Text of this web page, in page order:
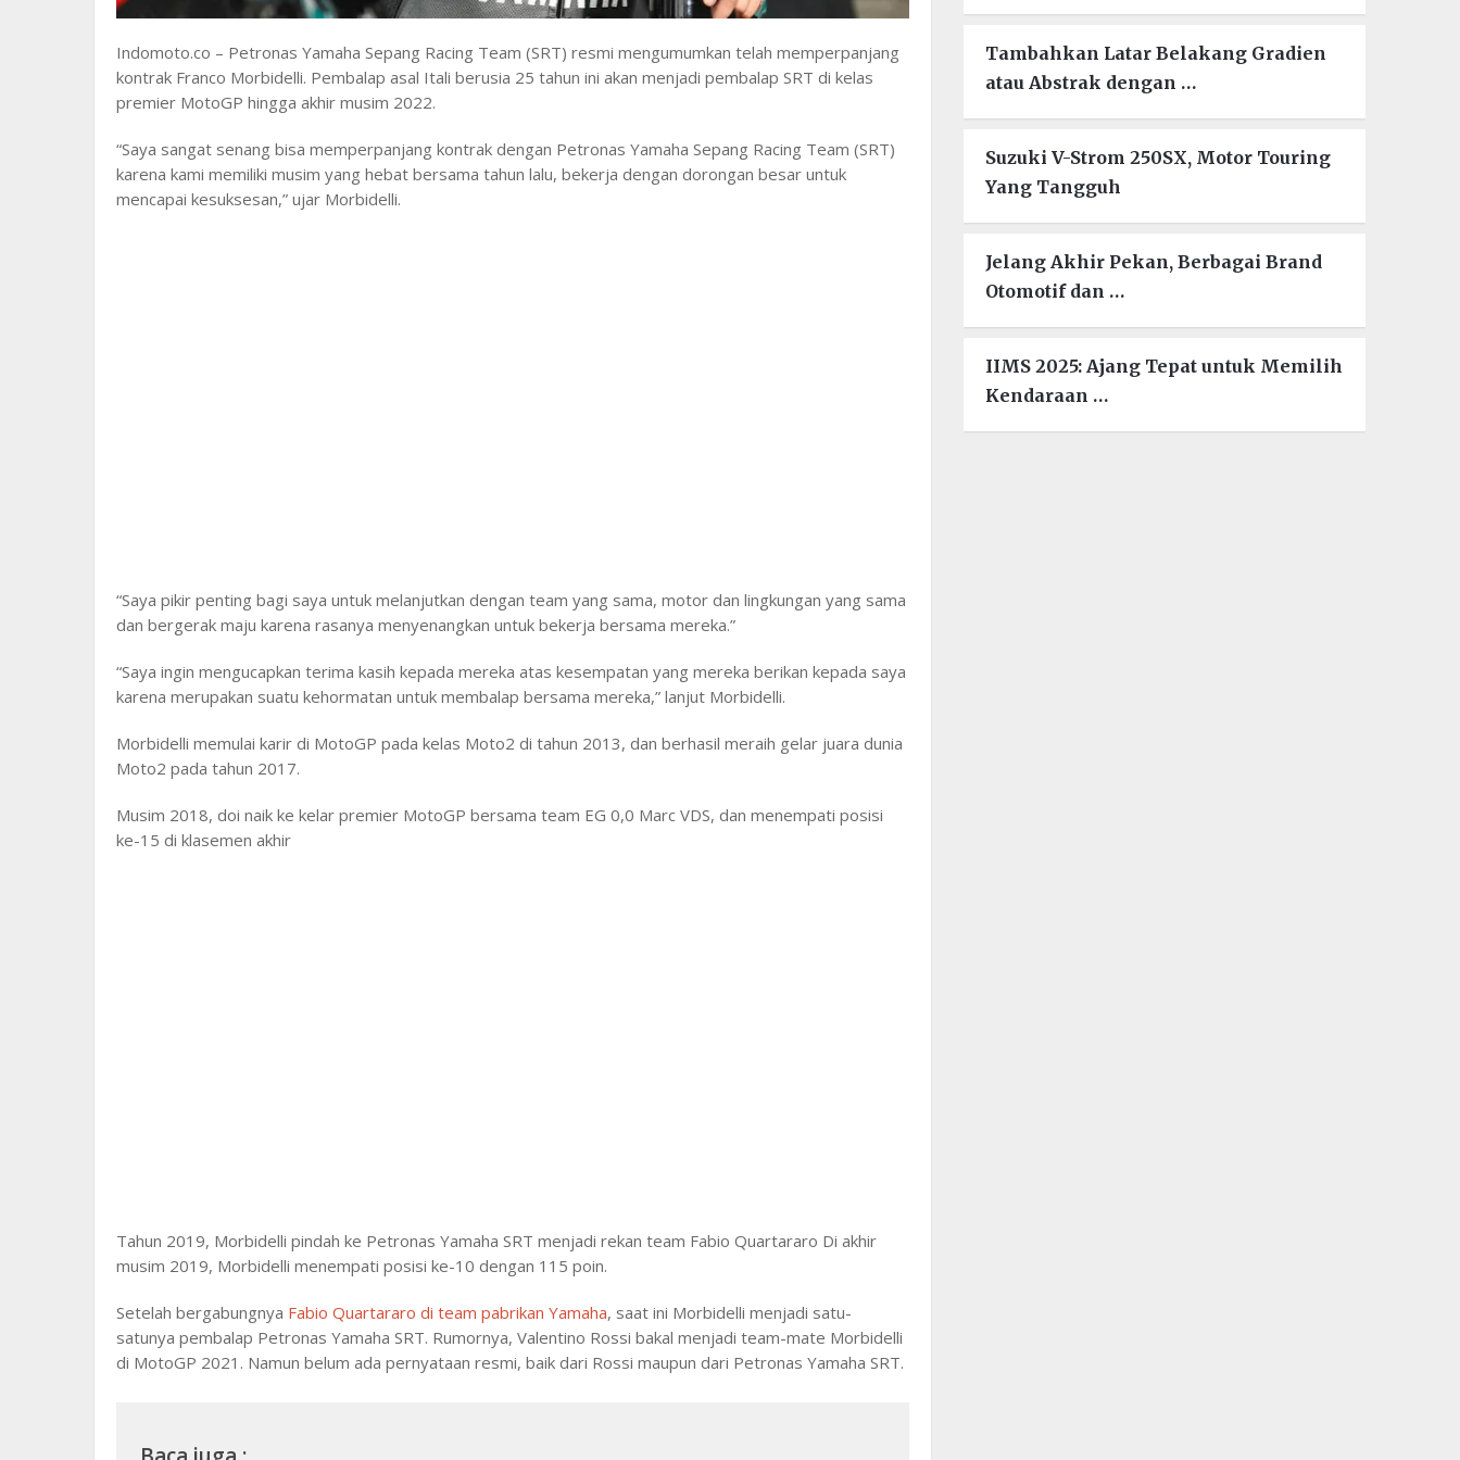
Indomoto.co – Petronas Yamaha Sepang Racing Team (SRT) resmi mengumumkan telah memperpanjang
kontrak Franco Morbidelli. Pembalap asal Itali berusia 25 tahun ini akan menjadi pembalap SRT di kelas
premier MotoGP hingga akhir musim 2022.
“Saya sangat senang bisa memperpanjang kontrak dengan Petronas Yamaha Sepang Racing Team (SRT)
karena kami memiliki musim yang hebat bersama tahun lalu, bekerja dengan dorongan besar untuk
mencapai kesuksesan,” ujar Morbidelli.
“Saya pikir penting bagi saya untuk melanjutkan dengan team yang sama, motor dan lingkungan yang sama
dan bergerak maju karena rasanya menyenangkan untuk bekerja bersama mereka.”
“Saya ingin mengucapkan terima kasih kepada mereka atas kesempatan yang mereka berikan kepada saya
karena merupakan suatu kehormatan untuk membalap bersama mereka,” lanjut Morbidelli.
Morbidelli memulai karir di MotoGP pada kelas Moto2 di tahun 2013, dan berhasil meraih gelar juara dunia
Moto2 pada tahun 2017.
Musim 2018, doi naik ke kelar premier MotoGP bersama team EG 0,0 Marc VDS, dan menempati posisi
ke-15 di klasemen akhir
Tahun 2019, Morbidelli pindah ke Petronas Yamaha SRT menjadi rekan team Fabio Quartararo Di akhir
musim 2019, Morbidelli menempati posisi ke-10 dengan 115 poin.
Setelah bergabungnya Fabio Quartararo di team pabrikan Yamaha, saat ini Morbidelli menjadi satu-
satunya pembalap Petronas Yamaha SRT. Rumornya, Valentino Rossi bakal menjadi team-mate Morbidelli
di MotoGP 2021. Namun belum ada pernyataan resmi, baik dari Rossi maupun dari Petronas Yamaha SRT.
Tambahkan Latar Belakang Gradien
atau Abstrak dengan …
Suzuki V-Strom 250SX, Motor Touring
Yang Tangguh
Jelang Akhir Pekan, Berbagai Brand
Otomotif dan …
IIMS 2025: Ajang Tepat untuk Memilih
Kendaraan …